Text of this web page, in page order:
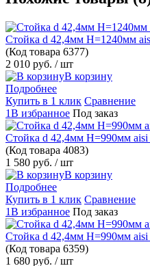
Стойка d 42,4мм H=1240мм
(Код товара 6377)
2 010 руб. / шт
В корзину
Подробнее
Купить в 1 клик Сравнение
1В избранное Под заказ
Стойка d 42,4мм H=990мм aisi
(Код товара 4083)
1 580 руб. / шт
В корзину
Подробнее
Купить в 1 клик Сравнение
1В избранное Под заказ
Стойка d 42,4мм H=990мм aisi
(Код товара 6359)
1 680 руб. / шт